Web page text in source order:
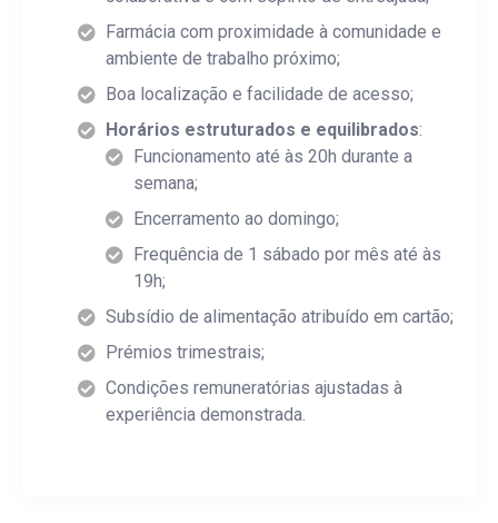
Farmácia com proximidade à comunidade e
ambiente de trabalho próximo;
Boa localização e facilidade de acesso;
Horários estruturados e equilibrados:
Funcionamento até às 20h durante a
semana;
Encerramento ao domingo;
Frequência de 1 sábado por mês até às
19h;
Subsídio de alimentação atribuído em cartão;
Prémios trimestrais;
Condições remuneratórias ajustadas à
experiência demonstrada.